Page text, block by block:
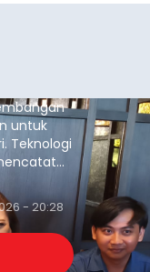
untuk
Teknologi
1
- 20:28